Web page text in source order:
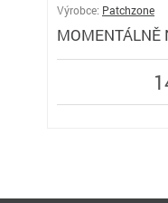
Výrobce: Patchzone
MOMENTÁLNĚ